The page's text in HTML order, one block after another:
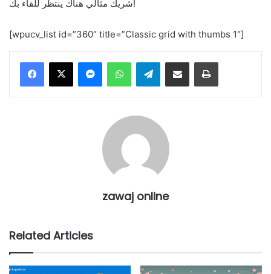
شريك مثالي هناك ينتظر للقاء بك!
[wpucv_list id=”360″ title=”Classic grid with thumbs 1″]
MessengerWhatsAppTelegramShare via Email Print
zawaj online
Related Articles